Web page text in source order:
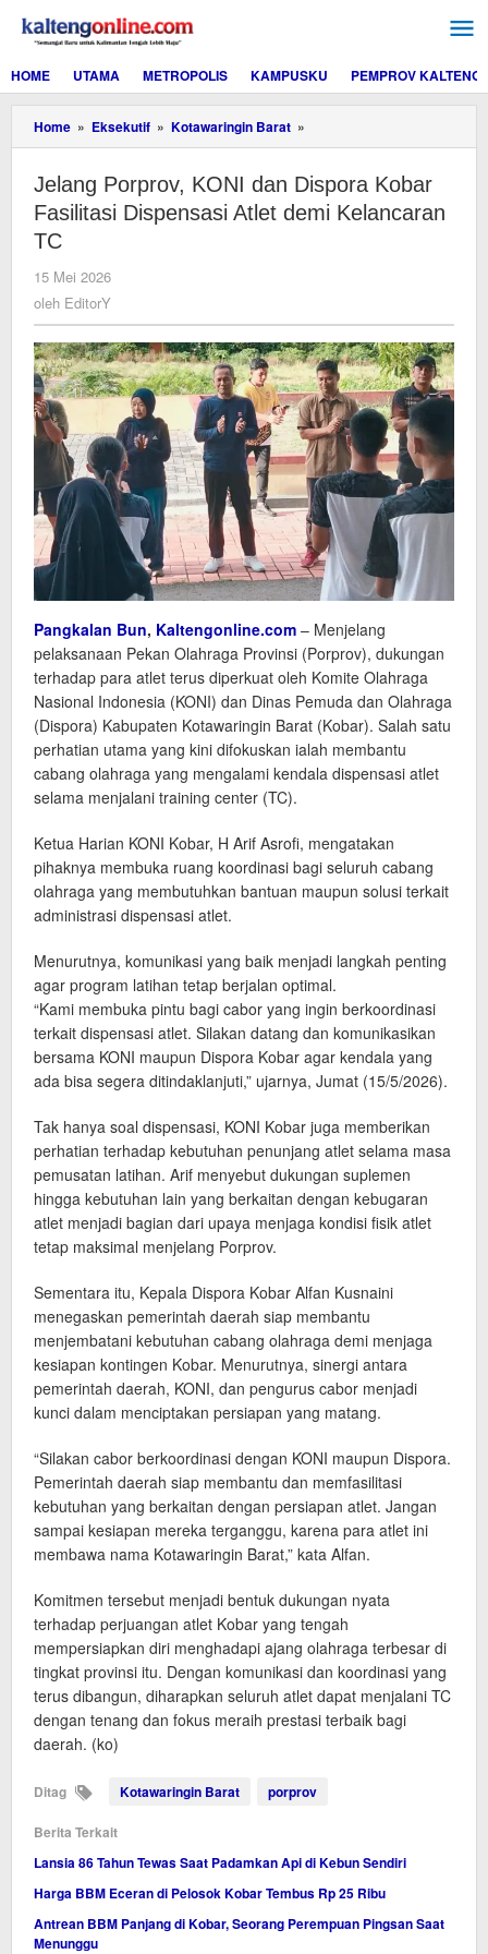
konten
HOME
UTAMA METROPOLIS KAMPUSKU PEMPROV KALTENG
Home » Eksekutif » Kotawaringin Barat »
Porprov,
dan
Dispora
Kobar
Kelancaran
TC
Jelang Porprov, KONI dan Dispora Kobar
Fasilitasi Dispensasi Atlet demi Kelancaran
TC
15 Mei 2026
oleh EditorY
Pangkalan Bun, Kaltengonline.com – Menjelang
pelaksanaan Pekan Olahraga Provinsi (Porprov), dukungan
terhadap para atlet terus diperkuat oleh Komite Olahraga
Nasional Indonesia (KONI) dan Dinas Pemuda dan Olahraga
(Dispora) Kabupaten Kotawaringin Barat (Kobar). Salah satu
perhatian utama yang kini difokuskan ialah membantu
cabang olahraga yang mengalami kendala dispensasi atlet
selama menjalani training center (TC).
Ketua Harian KONI Kobar, H Arif Asrofi, mengatakan
pihaknya membuka ruang koordinasi bagi seluruh cabang
olahraga yang membutuhkan bantuan maupun solusi terkait
administrasi dispensasi atlet.
Menurutnya, komunikasi yang baik menjadi langkah penting
agar program latihan tetap berjalan optimal.
“Kami membuka pintu bagi cabor yang ingin berkoordinasi
terkait dispensasi atlet. Silakan datang dan komunikasikan
bersama KONI maupun Dispora Kobar agar kendala yang
ada bisa segera ditindaklanjuti,” ujarnya, Jumat (15/5/2026).
Tak hanya soal dispensasi, KONI Kobar juga memberikan
perhatian terhadap kebutuhan penunjang atlet selama masa
pemusatan latihan. Arif menyebut dukungan suplemen
hingga kebutuhan lain yang berkaitan dengan kebugaran
atlet menjadi bagian dari upaya menjaga kondisi fisik atlet
tetap maksimal menjelang Porprov.
Sementara itu, Kepala Dispora Kobar Alfan Kusnaini
menegaskan pemerintah daerah siap membantu
menjembatani kebutuhan cabang olahraga demi menjaga
kesiapan kontingen Kobar. Menurutnya, sinergi antara
pemerintah daerah, KONI, dan pengurus cabor menjadi
kunci dalam menciptakan persiapan yang matang.
“Silakan cabor berkoordinasi dengan KONI maupun Dispora.
Pemerintah daerah siap membantu dan memfasilitasi
kebutuhan yang berkaitan dengan persiapan atlet. Jangan
sampai kesiapan mereka terganggu, karena para atlet ini
membawa nama Kotawaringin Barat,” kata Alfan.
Komitmen tersebut menjadi bentuk dukungan nyata
terhadap perjuangan atlet Kobar yang tengah
mempersiapkan diri menghadapi ajang olahraga terbesar di
tingkat provinsi itu. Dengan komunikasi dan koordinasi yang
terus dibangun, diharapkan seluruh atlet dapat menjalani TC
dengan tenang dan fokus meraih prestasi terbaik bagi
daerah. (ko)
Ditag Kotawaringin Barat porprov
Berita Terkait
Lansia 86 Tahun Tewas Saat Padamkan Api di Kebun Sendiri
Harga BBM Eceran di Pelosok Kobar Tembus Rp 25 Ribu
Antrean BBM Panjang di Kobar, Seorang Perempuan Pingsan Saat
Menunggu